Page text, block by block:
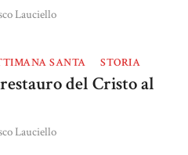
Lauciello
SANTA STORIA
del Cristo al
Lauciello